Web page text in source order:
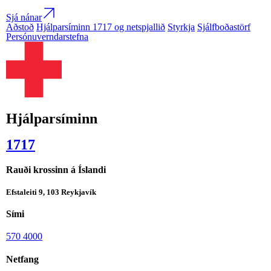
Sjá nánar
Aðstoð Hjálparsíminn 1717 og netspjallið Styrkja Sjálfboðastörf
Persónuverndarstefna
Hjálparsíminn
1717
Rauði krossinn á Íslandi
Efstaleiti 9, 103 Reykjavík
Sími
570 4000
Netfang